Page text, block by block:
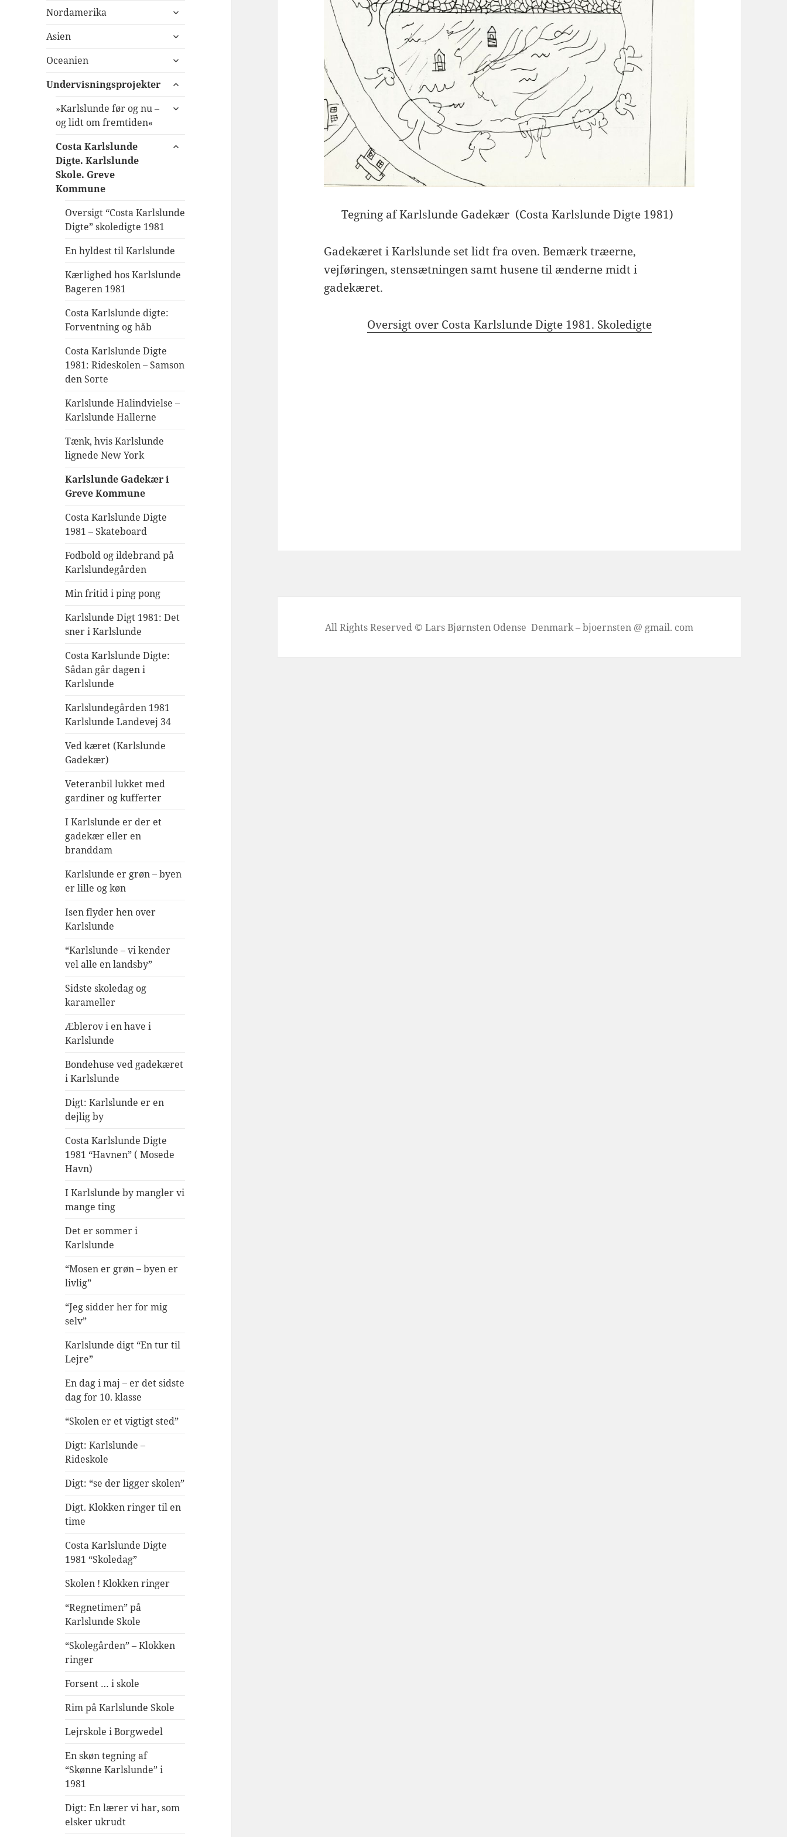
Nordamerika
udvid
Asien
udvid
Oceanien
udvid
Undervisningsprojekter
udvid
»Karlslunde før og nu –
og lidt om fremtiden«
udvid
Costa Karlslunde
Digte. Karlslunde
Skole. Greve
Kommune
udvid
Oversigt “Costa Karlslunde
Digte” skoledigte 1981
En hyldest til Karlslunde
Kærlighed hos Karlslunde
Bageren 1981
Costa Karlslunde digte:
Forventning og håb
Costa Karlslunde Digte
1981: Rideskolen – Samson
den Sorte
Karlslunde Halindvielse –
Karlslunde Hallerne
Tænk, hvis Karlslunde
lignede New York
Karlslunde Gadekær i
Greve Kommune
Costa Karlslunde Digte
1981 – Skateboard
Fodbold og ildebrand på
Karlslundegården
Min fritid i ping pong
Karlslunde Digt 1981: Det
sner i Karlslunde
Costa Karlslunde Digte:
Sådan går dagen i
Karlslunde
Karlslundegården 1981
Karlslunde Landevej 34
Ved kæret (Karlslunde
Gadekær)
Veteranbil lukket med
gardiner og kufferter
I Karlslunde er der et
gadekær eller en
branddam
Karlslunde er grøn – byen
er lille og køn
Isen flyder hen over
Karlslunde
“Karlslunde – vi kender
vel alle en landsby”
Sidste skoledag og
karameller
Æblerov i en have i
Karlslunde
Bondehuse ved gadekæret
i Karlslunde
Digt: Karlslunde er en
dejlig by
Costa Karlslunde Digte
1981 “Havnen” ( Mosede
Havn)
I Karlslunde by mangler vi
mange ting
Det er sommer i
Karlslunde
“Mosen er grøn – byen er
livlig”
“Jeg sidder her for mig
selv”
Karlslunde digt “En tur til
Lejre”
En dag i maj – er det sidste
dag for 10. klasse
“Skolen er et vigtigt sted”
Digt: Karlslunde –
Rideskole
Digt: “se der ligger skolen”
Digt. Klokken ringer til en
time
Costa Karlslunde Digte
1981 “Skoledag”
Skolen ! Klokken ringer
“Regnetimen” på
Karlslunde Skole
“Skolegården” – Klokken
ringer
Forsent … i skole
Rim på Karlslunde Skole
Lejrskole i Borgwedel
En skøn tegning af
“Skønne Karlslunde” i
1981
Digt: En lærer vi har, som
elsker ukrudt
Tegning af Karlslunde Gadekær (Costa Karlslunde Digte 1981)
Gadekæret i Karlslunde set lidt fra oven. Bemærk træerne,
vejføringen, stensætningen samt husene til ænderne midt i
gadekæret.
Oversigt over Costa Karlslunde Digte 1981. Skoledigte
All Rights Reserved © Lars Bjørnsten Odense Denmark – bjoernsten @ gmail. com